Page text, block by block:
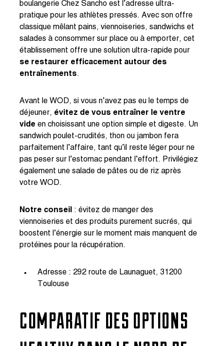
boulangerie Chez Sancho est l’adresse ultra-
pratique pour les athlètes pressés. Avec son offre
classique mêlant pains, viennoiseries, sandwichs et
salades à consommer sur place ou à emporter, cet
établissement offre une solution ultra-rapide pour
se restaurer efficacement autour des
entraînements.
Avant le WOD, si vous n’avez pas eu le temps de
déjeuner, évitez de vous entraîner le ventre
vide en choisissant une option simple et digeste. Un
sandwich poulet-crudités, thon ou jambon fera
parfaitement l’affaire, tant qu’il reste léger pour ne
pas peser sur l’estomac pendant l’effort. Privilégiez
également une salade de pâtes ou de riz après
votre WOD.
Notre conseil
: évitez de manger des
viennoiseries et des produits purement sucrés, qui
boostent l’énergie sur le moment mais manquent de
protéines pour la récupération.
Adresse : 292 route de Launaguet, 31200
Toulouse
COMPARATIF DES OPTIONS